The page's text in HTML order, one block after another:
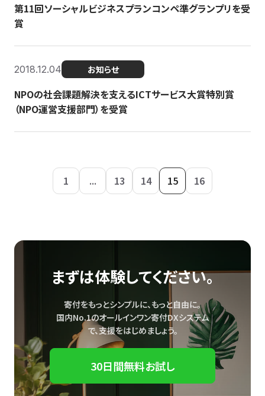
第11回ソーシャルビジネスプランコンペ準グランプリを受
賞
2018.12.04 お知らせ
NPOの社会課題解決を支えるICTサービス大賞特別賞
（NPO運営支援部門）を受賞
1 ... 13 14 15 16
まずは体験してください。
寄付をもっとシンプルに、もっと自由に。
国内No.1のオールインワン寄付DXシステム
で、支援をはじめましょう。
30日間無料お試し